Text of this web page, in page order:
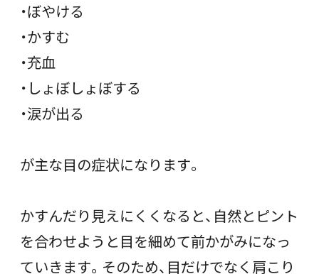
・ぼやける
・かすむ
・充血
・しょぼしょぼする
・涙が出る
が主な目の症状になります。
かすんだり見えにくくなると、自然とピント
を合わせようと目を細めて前かがみになっ
ていきます。そのため、目だけでなく肩こり